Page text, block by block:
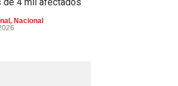
de 4 mil afectados
, Nacional